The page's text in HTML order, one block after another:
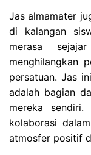
Jas almamater
di kalangan
merasa
menghilangkan
persatuan. Jas
adalah bagian
mereka sendiri.
kolaborasi
atmosfer positif